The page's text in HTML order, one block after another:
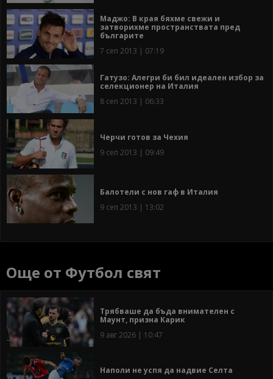
Маджо: В края бяхме свежи и
затворихме пространствата пред
българите
7 сеп 2013 | 07:19
Гатузо: Алегри би бил идеален избор за
селекционер на Италия
8 сеп 2013 | 06:33
Черчи готов за Чехия
9 сеп 2013 | 09:49
Балотели с нов гаф в Италия
9 сеп 2013 | 13:02
Още от Футбол свят
Трябваше да бъда внимателен с
Маунт, призна Карик
9 авг 2026 | 10:47
Наполи не успя да надвие Селта